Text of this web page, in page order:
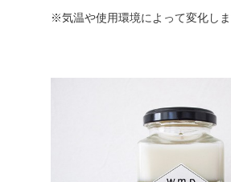
※気温や使用環境によって変化しま